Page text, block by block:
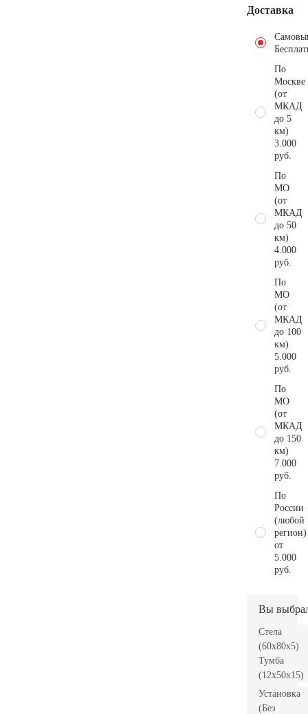
Доставка
По
Москве
(от
МКАД
до 5
км)
3.000
руб.
По
МО
(от
МКАД
до 50
км)
4.000
руб.
По
МО
(от
МКАД
до 100
км)
5.000
руб.
По
МО
(от
МКАД
до 150
км)
7.000
руб.
По
России
(любой
регион)
от
5.000
руб.
Вы
Стела
(60x80x5)
Тумба
(12x50x15)
Установка
(Без